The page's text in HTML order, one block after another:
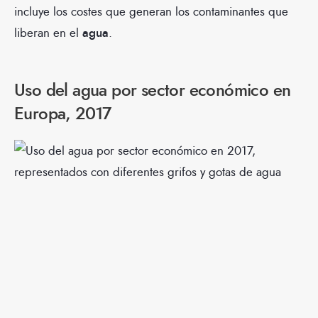
incluye los costes que generan los contaminantes que
liberan en el agua.
Uso del agua por sector económico en
Europa, 2017